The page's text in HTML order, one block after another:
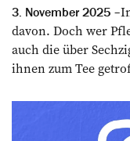
3. November 2025
davon. Doch wer
auch die über
ihnen zum Tee